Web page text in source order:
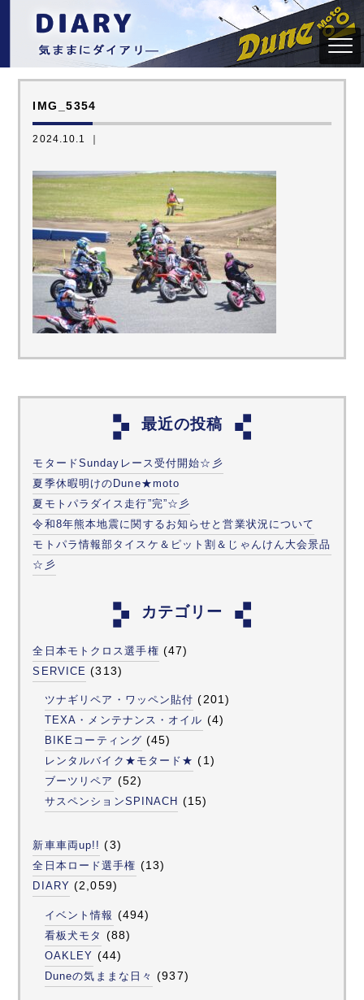
IMG_5354
2024.10.1 ｜
最近の投稿
モタードSundayレース受付開始☆彡
夏季休暇明けのDune★moto
夏モトパラダイス走行”完”☆彡
令和8年熊本地震に関するお知らせと営業状況について
モトパラ情報部タイスケ＆ピット割＆じゃんけん大会景品
☆彡
カテゴリー
全日本モトクロス選手権 (47)
SERVICE (313)
ツナギリペア・ワッペン貼付 (201)
TEXA・メンテナンス・オイル (4)
BIKEコーティング (45)
レンタルバイク★モタード★ (1)
ブーツリペア (52)
サスペンションSPINACH (15)
新車車両up!! (3)
全日本ロード選手権 (13)
DIARY (2,059)
イベント情報 (494)
看板犬モタ (88)
OAKLEY (44)
Duneの気ままな日々 (937)